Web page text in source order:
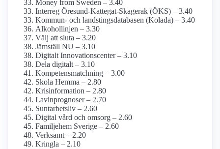
Money from Sweden – 3.40
Interreg Öresund-Kattegat-Skagerak (ÖKS) – 3.40
Kommun- och landstings­databasen (Kolada) – 3.40
Alkohollinjen – 3.30
Välj att sluta – 3.20
Jämställ NU – 3.10
Digitalt Innovationscenter – 3.10
Dela digitalt – 3.10
Kompetensmatchning – 3.00
Skola Hemma – 2.80
Krisinformation – 2.80
Lavinprognoser – 2.70
Suntarbetsliv – 2.60
Digital vård och omsorg – 2.60
Familjehem Sverige – 2.60
Verksamt – 2.20
Kringla – 2.10